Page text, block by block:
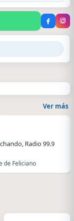
Misiones Argentina
Ver más
Radio 99.9
de Feliciano